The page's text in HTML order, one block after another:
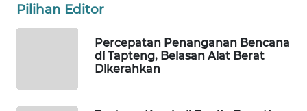
Pilihan Editor
Percepatan Penanganan Bencana
di Tapteng, Belasan Alat Berat
Dikerahkan
LAPAK
KONSUMEN